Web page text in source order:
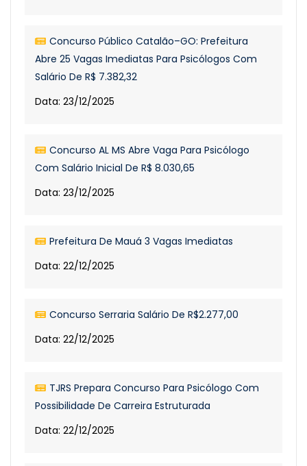
Concurso Público Catalão–GO: Prefeitura
Abre 25 Vagas Imediatas Para Psicólogos Com
Salário De R$ 7.382,32
Data: 23/12/2025
Concurso AL MS Abre Vaga Para Psicólogo
Com Salário Inicial De R$ 8.030,65
Data: 23/12/2025
Prefeitura De Mauá 3 Vagas Imediatas
Data: 22/12/2025
Concurso Serraria Salário De R$2.277,00
Data: 22/12/2025
TJRS Prepara Concurso Para Psicólogo Com
Possibilidade De Carreira Estruturada
Data: 22/12/2025